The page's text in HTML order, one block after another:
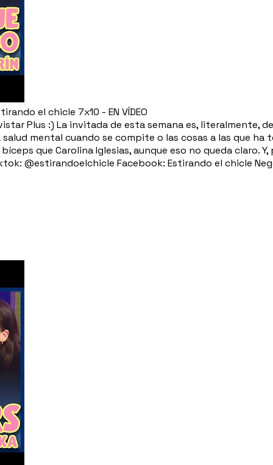
el chicle 7x10 - EN VÍDEO
Plus :) La invitada de esta semana es, literalmente,
mental cuando se compite o las cosas a las que ha
que Carolina Iglesias, aunque eso no queda claro.
@estirandoelchicle Facebook: Estirando el chicle